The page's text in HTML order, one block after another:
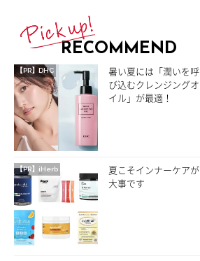
RECOMMEND
【PR】DHC
暑い夏には「潤いを呼
び込むクレンジングオ
イル」が最適！
【PR】iHerb
夏こそインナーケアが
大事です